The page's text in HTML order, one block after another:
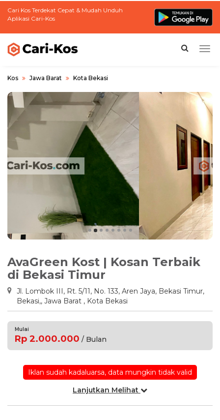
Cari Kos Terdekat Cepat & Mudah Unduh
Aplikasi Cari-Kos
Kos Jawa Barat Kota Bekasi
AvaGreen Kost | Kosan Terbaik
di Bekasi Timur
Jl. Lombok III, Rt. 5/11, No. 133, Aren Jaya, Bekasi Timur,
Bekasi,, Jawa Barat , Kota Bekasi
Mulai
Rp 2.000.000 / Bulan
Iklan sudah kadaluarsa, data mungkin tidak valid
Lanjutkan Melihat